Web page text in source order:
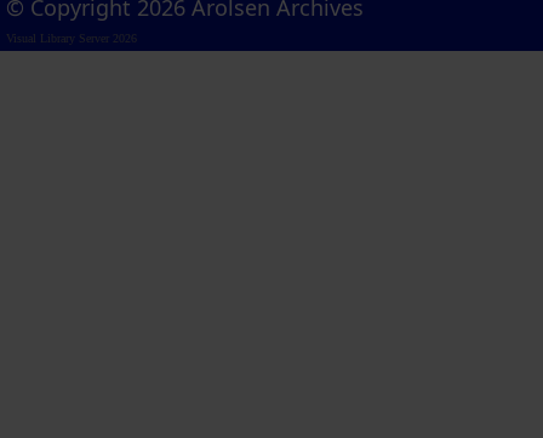
© Copyright 2026 Arolsen Archives
Visual Library Server 2026